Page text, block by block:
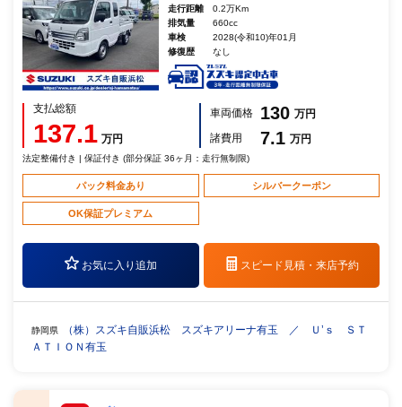
走行距離
0.2万Km
排気量
660cc
車検
2028(令和10)年01月
修復歴
なし
支払総額
137.1 万円
車両価格 130 万円
諸費用
7.1 万円
法定整備付き | 保証付き (部分保証 36ヶ月：走行無制限)
パック料金あり シルバークーポン
OK保証プレミアム
お気に入り追加 スピード見積・ 来店予約
静岡県
（株）スズキ自販浜松 スズキアリーナ有玉 ／ Ｕ’ｓ ＳＴ
ＡＴＩＯＮ有玉